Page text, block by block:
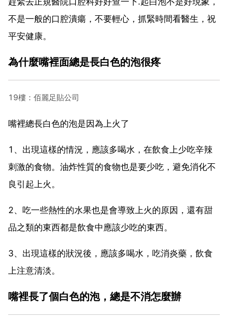
不是一般的口腔潰瘍，不要輕心，抓緊時間看醫生，祝
平安健康。
為什麼嘴裡面總是長白色的泡很疼
19樓：佰麗足貼公司
嘴裡總長白色的泡是因為上火了
1、出現這樣的情況，應該多喝水，在飲食上少吃辛辣
刺激的食物。油炸性質的食物也是要少吃，避免消化不
良引起上火。
2、吃一些熱性的水果也是會導致上火的原因，還有甜
品之類的東西都是飲食中應該少吃的東西。
3、出現這樣的狀況後，應該多喝水，吃消炎藥，飲食
上注意清淡。
嘴裡長了個白色的泡，總是不消怎麼辦